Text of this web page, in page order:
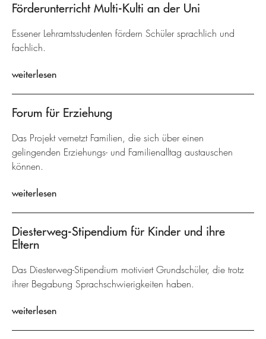
Förderunterricht Multi-Kulti an der Uni
Essener Lehramtsstudenten fördern Schüler sprachlich und
fachlich.
weiterlesen
Forum für Erziehung
Das Projekt vernetzt Familien, die sich über einen
gelingenden Erziehungs- und Familienalltag austauschen
können.
weiterlesen
Diesterweg-Stipendium für Kinder und ihre
Eltern
Das Diesterweg-Stipendium motiviert Grundschüler, die trotz
ihrer Begabung Sprachschwierigkeiten haben.
weiterlesen